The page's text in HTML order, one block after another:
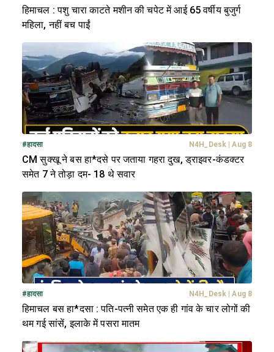
हिमाचल : पशु चारा काटते मशीन की चपेट में आई 65 वर्षीय बुजुर्ग
महिला, नहीं बच पाईं
#हादसा N4H_Desk | Aug 8
CM सुक्खू ने बस हा*दसे पर जताया गहरा दुख, ड्राइवर-कंडक्टर
समेत 7 ने तोड़ा दम- 18 थे सवार
#हादसा N4H_Desk | Aug 8
हिमाचल बस हा*दसा : पति-पत्नी समेत एक ही गांव के चार लोगों की
थम गई सांसें, इलाके में पसरा मातम